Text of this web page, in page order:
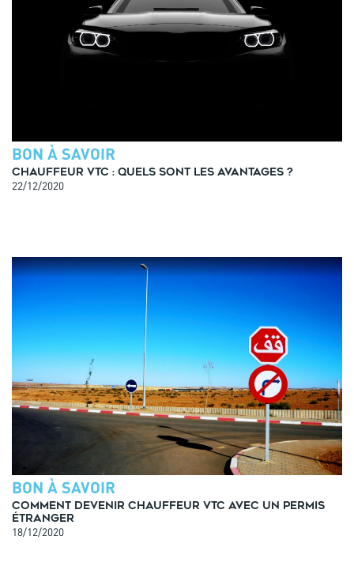
BON À SAVOIR
Chauffeur VTC : Quels sont les avantages ?
22/12/2020
BON À SAVOIR
Comment devenir chauffeur VTC avec un permis
étranger
18/12/2020